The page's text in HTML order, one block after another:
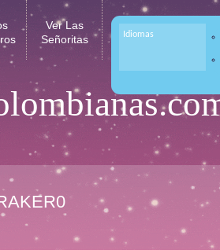
Ver Las
Señoritas
Idiomas